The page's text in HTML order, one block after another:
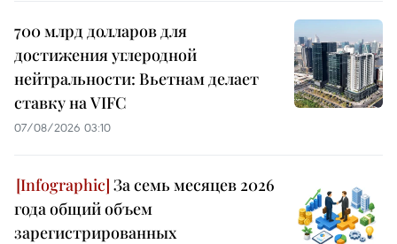
700 млрд долларов для
достижения углеродной
нейтральности: Вьетнам делает
ставку на VIFC
07/08/2026 03:10
За семь месяцев 2026
года общий объем
зарегистрированных